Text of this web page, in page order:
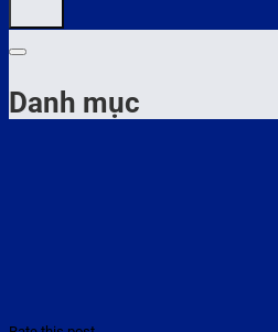
Danh mục